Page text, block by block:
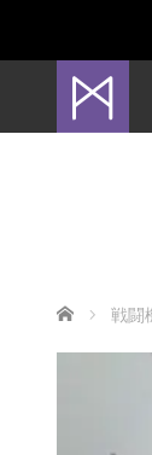
ホーム 戦闘